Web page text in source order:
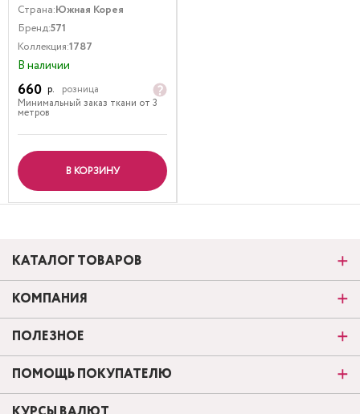
Страна:Южная Корея
Бренд:571
Коллекция:1787
В наличии
660 р.
розница
Минимальный заказ ткани от 3
метров
В КОРЗИНУ
КАТАЛОГ ТОВАРОВ
КОМПАНИЯ
ПОЛЕЗНОЕ
ПОМОЩЬ ПОКУПАТЕЛЮ